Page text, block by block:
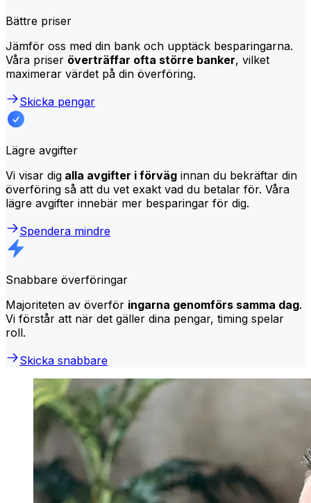
Bättre priser
Jämför oss med din bank och upptäck besparingarna.
Våra priser överträffar ofta större banker, vilket
maximerar värdet på din överföring.
Skicka pengar
Lägre avgifter
Vi visar dig alla avgifter i förväg innan du bekräftar din
överföring så att du vet exakt vad du betalar för. Våra
lägre avgifter innebär mer besparingar för dig.
Spendera mindre
Snabbare överföringar
Majoriteten av överför ingarna genomförs samma dag.
Vi förstår att när det gäller dina pengar, timing spelar
roll.
Skicka snabbare